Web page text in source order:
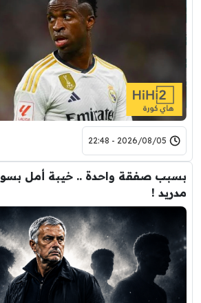
2026/08/05 - 22:48
بسبب صفقة واحدة .. خيبة أمل بسوق
مدريد !